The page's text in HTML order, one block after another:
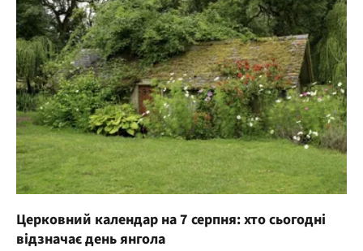
Церковний календар на 7 серпня: хто сьогодні
відзначає день янгола